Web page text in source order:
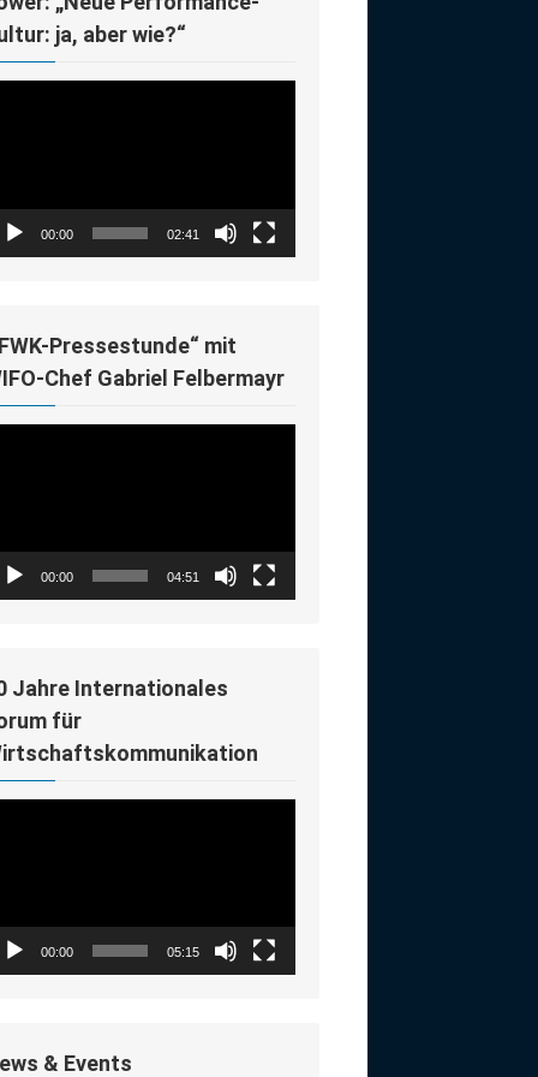
ja, aber wie?“
00:00 02:41
Pressestunde“ mit
Chef Gabriel Felbermayr
00:00 04:51
Jahre Internationales
für
00:00 05:15
& Events